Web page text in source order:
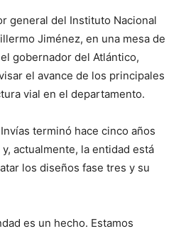
general del Instituto Nacional
Jiménez, en una mesa de
gobernador del Atlántico,
el avance de los principales
vial en el departamento.
terminó hace cinco años
actualmente, la entidad está
los diseños fase tres y su
es un hecho. Estamos